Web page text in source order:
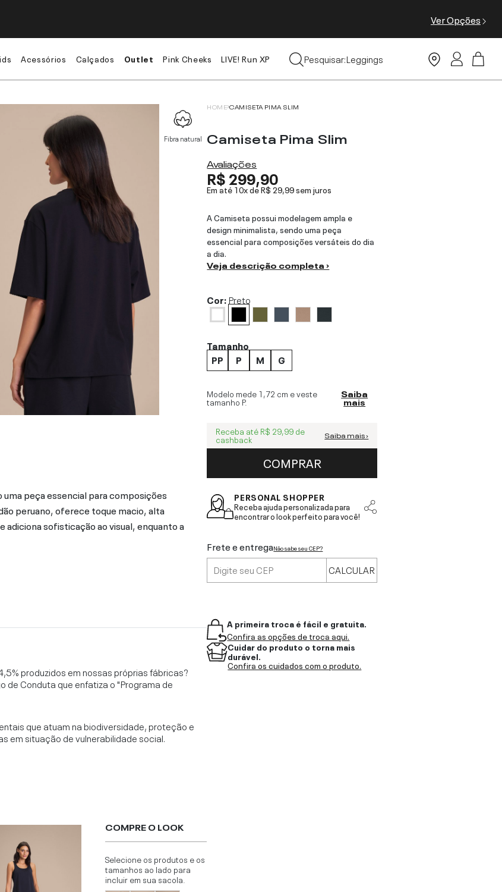
Ver Opções
Acessórios Calçados Outlet Pink Cheeks LIVE! Run XP
Pesquisar:
Tops
Leggings
Fibra natural
peça essencial para composições
peruano, oferece toque macio, alta
sofisticação ao visual, enquanto a
produzidos em nossas próprias fábricas?
de Conduta que enfatiza o "Programa de
que atuam na biodiversidade, proteção e
em situação de vulnerabilidade social.
COMPRE O LOOK
Selecione os produtos e os
tamanhos ao lado para
incluir em sua sacola.
HOME CAMISETA PIMA SLIM
Camiseta Pima Slim
Avaliações
R$ 299,90
Em até 10x deR$ 29,99sem juros
A Camiseta possui modelagem ampla e
design minimalista, sendo uma peça
essencial para composições versáteis do dia
a dia.
Veja descrição completa ›
Cor:Preto
Tamanho
PP
P M G
Modelo mede 1,72 cm e veste
tamanho P.
Saiba
mais
Receba até R$ 29,99 de
cashback Saiba mais ›
COMPRAR
PERSONAL SHOPPER
Receba ajuda personalizada para
encontrar o look perfeito para você!
Frete e entregaNão sabe seu CEP?
CALCULAR
A primeira troca é fácil e gratuita.
Confira as opções de troca aqui.
Cuidar do produto o torna mais
durável.
Confira os cuidados com o produto.